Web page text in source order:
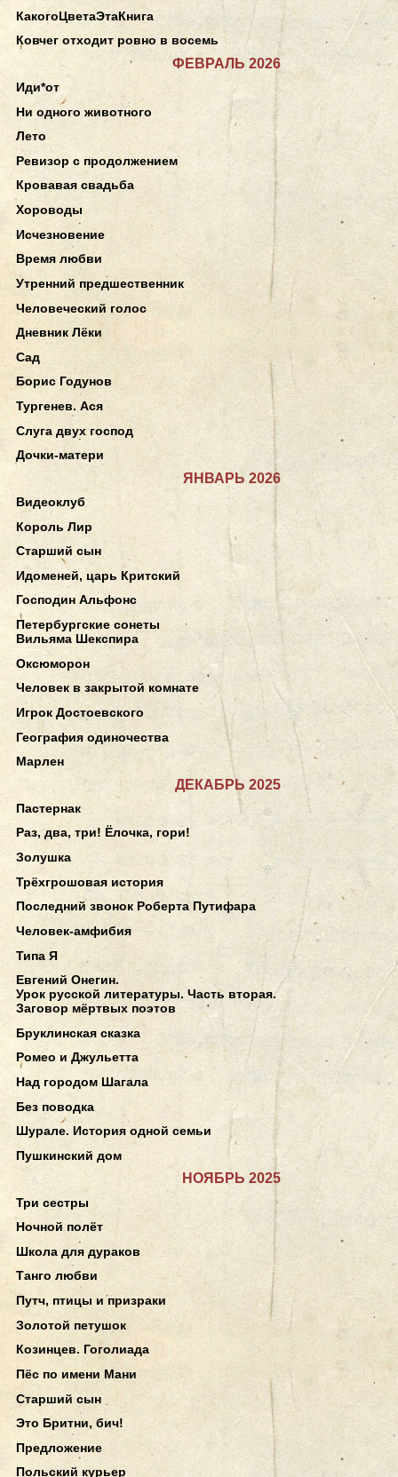
КакогоЦветаЭтаКнига
Ковчег отходит ровно в восемь
ФЕВРАЛЬ 2026
Иди*от
Ни одного животного
Лето
Ревизор с продолжением
Кровавая свадьба
Хороводы
Исчезновение
Время любви
Утренний предшественник
Человеческий голос
Дневник Лёки
Сад
Борис Годунов
Тургенев. Ася
Слуга двух господ
Дочки-матери
ЯНВАРЬ 2026
Видеоклуб
Король Лир
Старший сын
Идоменей, царь Критский
Господин Альфонс
Петербургские сонеты
Вильяма Шекспира
Оксюморон
Человек в закрытой комнате
Игрок Достоевского
География одиночества
Марлен
ДЕКАБРЬ 2025
Пастернак
Раз, два, три! Ёлочка, гори!
Золушка
Трёхгрошовая история
Последний звонок Роберта Путифара
Человек-амфибия
Типа Я
Евгений Онегин.
Урок русской литературы. Часть вторая.
Заговор мёртвых поэтов
Бруклинская сказка
Ромео и Джульетта
Над городом Шагала
Без поводка
Шурале. История одной семьи
Пушкинский дом
НОЯБРЬ 2025
Три сестры
Ночной полёт
Школа для дураков
Танго любви
Путч, птицы и призраки
Золотой петушок
Козинцев. Гоголиада
Пёс по имени Мани
Старший сын
Это Бритни, бич!
Предложение
Польский курьер